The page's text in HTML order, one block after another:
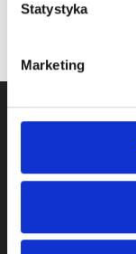
Statystyka
Marketing